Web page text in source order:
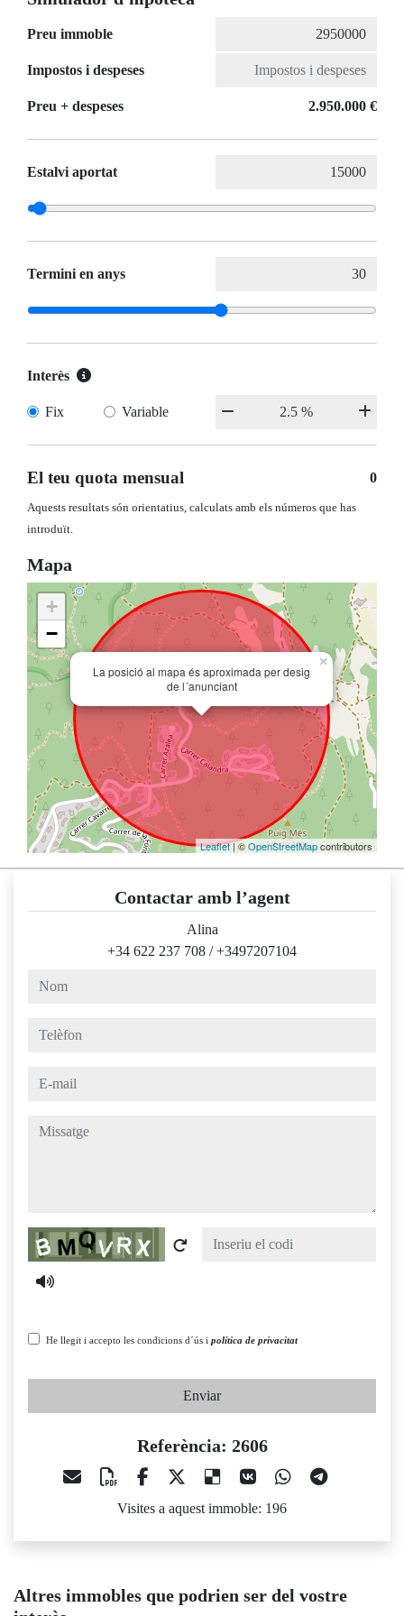
Preu immoble
Impostos i despeses
Preu + despeses 2.950.000 €
Estalvi aportat
Termini en anys
Interès
Fix Variable
El teu quota mensual 0
Aquests resultats són orientatius, calculats amb els números que has
introduït.
Mapa
La posició al mapa és aproximada per desig
de l´anunciant
×
+
−
Leaflet| ©OpenStreetMapcontributors
Contactar amb l’agent
Alina
+34 622 237 708 /+3497207104
nom
telèfon
e-mail
missatge
Captcha
He llegit i accepto les condicions d´ús i política de privacitat
Enviar
Referència: 2606
Visites a aquest immoble: 196
Altres immobles que podrien ser del vostre